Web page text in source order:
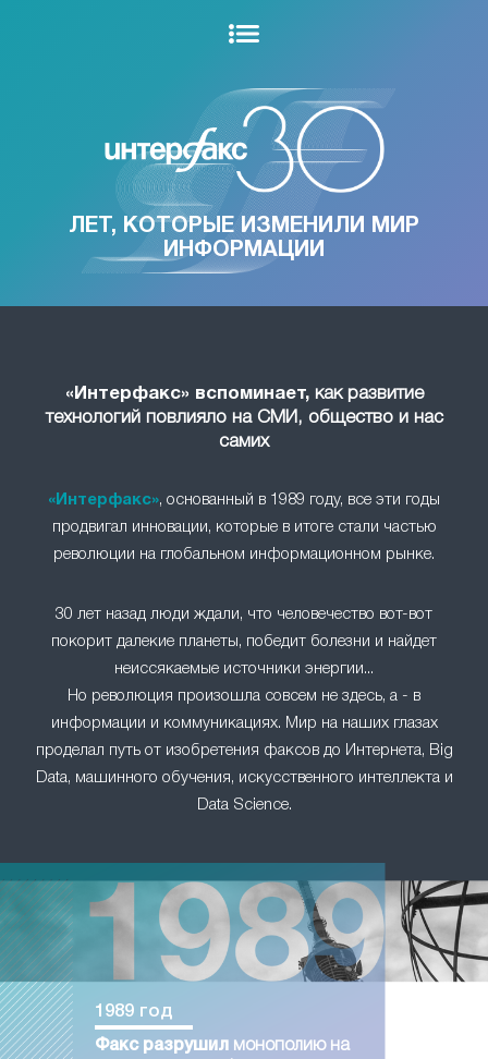
ЛЕТ, КОТОРЫЕ ИЗМЕНИЛИ МИР
ИНФОРМАЦИИ
«Интерфакс» вспоминает,как развитие
технологий повлияло на СМИ, общество и нас
самих
«Интерфакс», основанный в 1989 году, все эти годы
продвигал инновации, которые в итоге стали частью
революции на глобальном информационном рынке.
30 лет назад люди ждали, что человечество вот-вот
покорит далекие планеты, победит болезни и найдет
неиссякаемые источники энергии...
Но революция произошла совсем не здесь, а - в
информации и коммуникациях. Мир на наших глазах
проделал путь от изобретения факсов до Интернета, Big
Data, машинного обучения, искусственного интеллекта и
Data Science.
1989 год
Факс разрушил
монополию на